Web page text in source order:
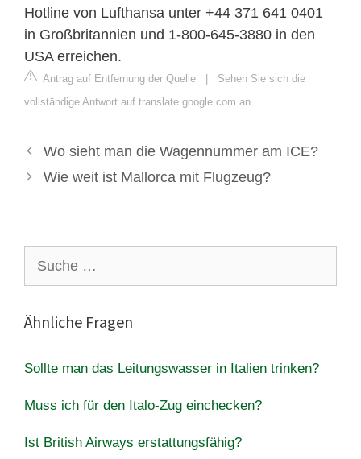
Hotline von Lufthansa unter +44 371 641 0401
in Großbritannien und 1-800-645-3880 in den
USA erreichen.
Antrag auf Entfernung der Quelle | Sehen Sie sich die
vollständige Antwort auf translate.google.com an
Wo sieht man die Wagennummer am ICE?
Wie weit ist Mallorca mit Flugzeug?
nach:
Ähnliche Fragen
Sollte man das Leitungswasser in Italien trinken?
Muss ich für den Italo-Zug einchecken?
Ist British Airways erstattungsfähig?